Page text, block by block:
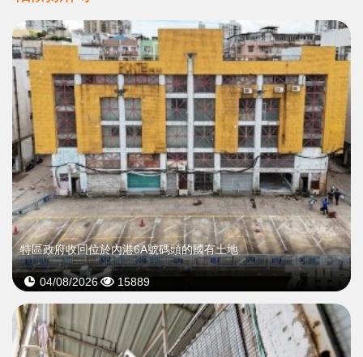
特區政府收回位於內港6A號碼頭的國有土地
04/08/2026 15889